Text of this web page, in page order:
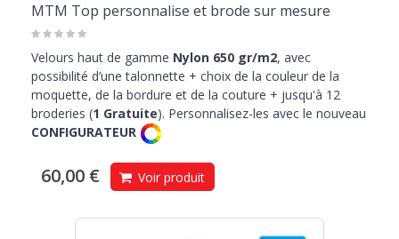
MTM Top personnalise et brode sur mesure
Velours haut de gamme Nylon 650 gr/m2, avec
possibilité d’une talonnette + choix de la couleur de la
moquette, de la bordure et de la couture + jusqu'à 12
broderies (1 Gratuite). Personnalisez-les avec le nouveau
CONFIGURATEUR
60,00 € Voir produit